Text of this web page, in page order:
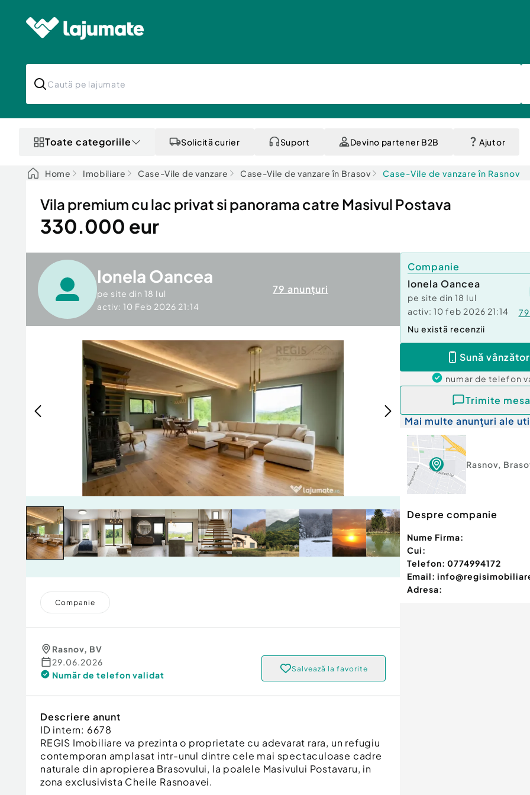
Toate categoriile Solicită curier Suport Devino partener B2B Ajutor
Home Imobiliare Case-Vile de vanzare Case-Vile de vanzare în Brasov Case-Vile de vanzare în Rasnov
Vila premium cu lac privat si panorama catre Masivul Postava
330.000 eur
Ionela Oancea
pe site din 18 Iul
activ: 10 Feb 2026 21:14
79 anunțuri
Companie
Rasnov, BV
29.06.2026
Număr de telefon validat
Salvează la favorite
Descriere anunt
ID intern: 6678
REGIS Imobiliare va prezinta o proprietate cu adevarat rara, un refugiu
contemporan amplasat intr-unul dintre cele mai spectaculoase cadre
naturale din apropierea Brasovului, la poalele Masivului Postavaru, in
zona exclusivista Cheile Rasnoavei.
Companie
Ionela Oancea
pe site din 18 Iul
activ: 10 feb 2026 21:14
79
Nu există recenzii
Sună
numar de telefon
Trimite
Mai multe anunțuri ale
Rasnov,
Despre companie
Nume Firma:
Cui:
Telefon: 0774994172
Email:
Adresa: